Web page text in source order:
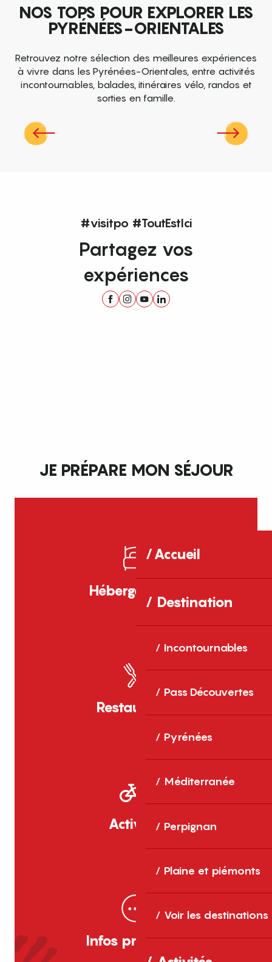
Accueil
Destination
Incontournables
Pass Découvertes
Pyrénées
Méditerranée
Perpignan
Plaine et piémonts
Voir les destinations
NOS TOPS POUR EXPLORER LES
PYRÉNÉES-ORIENTALES
Retrouvez notre sélection des meilleures expériences
à vivre dans les Pyrénées-Orientales, entre activités
incontournables, balades, itinéraires vélo, randos et
sorties en famille.
Top des événements et sorties en
#visitpo #ToutEstIci
Partagez vos
expériences
JE PRÉPARE MON SÉJOUR
Hébergements
Restaurants
Activités
Infos pratiques